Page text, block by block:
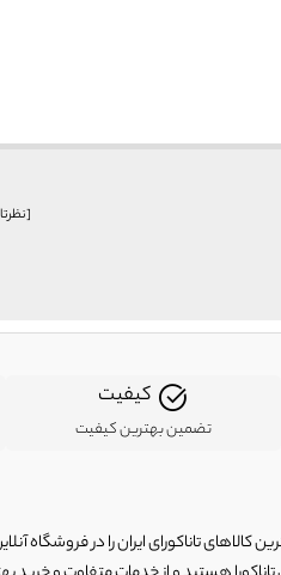
کیفیت
تضمین بهترین کیفیت
کالاهای تاناکورای ایران را در فروشگاه